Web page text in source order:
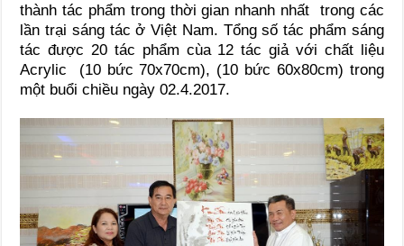
thành tác phẩm trong thời gian nhanh nhất trong các
lần trại sáng tác ở Việt Nam. Tổng số tác phẩm sáng
tác được 20 tác phẩm cùa 12 tác giả với chất liệu
Acrylic (10 bức 70x70cm), (10 bức 60x80cm) trong
một buổi chiều ngày 02.4.2017.